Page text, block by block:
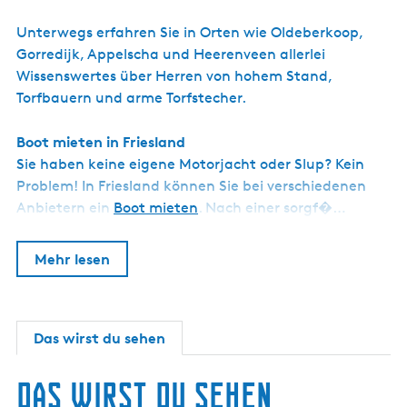
Unterwegs erfahren Sie in Orten wie Oldeberkoop,
Gorredijk, Appelscha und Heerenveen allerlei
Wissenswertes über Herren von hohem Stand,
Torfbauern und arme Torfstecher.
Boot mieten in Friesland
Sie haben keine eigene Motorjacht oder Slup? Kein
Problem! In Friesland können Sie bei verschiedenen
Anbietern ein Boot mieten. Nach einer sorgf�…
Mehr lesen
Das wirst du sehen
Das wirst du sehen